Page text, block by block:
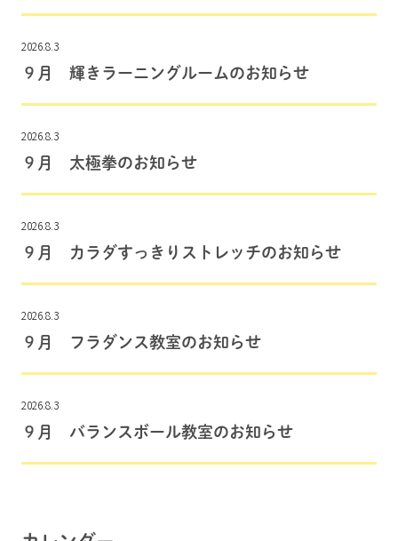
2026.8.3
９月 輝きラーニングルームのお知らせ
2026.8.3
９月 太極拳のお知らせ
2026.8.3
９月 カラダすっきりストレッチのお知らせ
2026.8.3
９月 フラダンス教室のお知らせ
2026.8.3
９月 バランスボール教室のお知らせ